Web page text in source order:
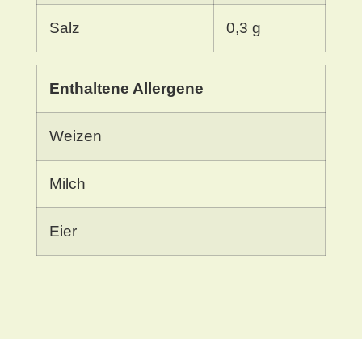
Salz 0,3 g
Enthaltene Allergene
Weizen
Milch
Eier